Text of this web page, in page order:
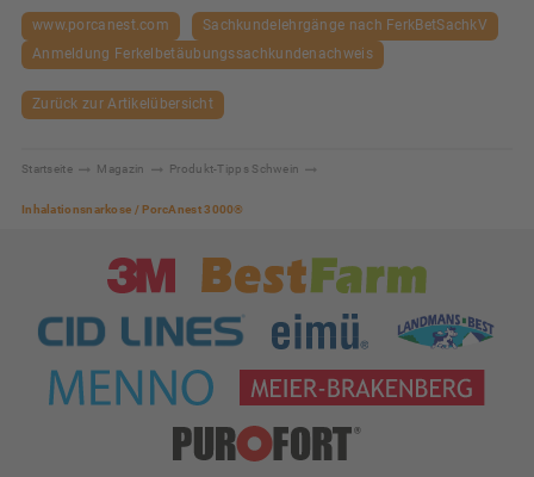
www.porcanest.com
Sachkundelehrgänge nach FerkBetSachkV
Anmeldung Ferkelbetäubungssachkundenachweis
Zurück zur Artikelübersicht
Startseite Magazin Produkt-Tipps Schwein
Inhalationsnarkose / PorcAnest 3000®